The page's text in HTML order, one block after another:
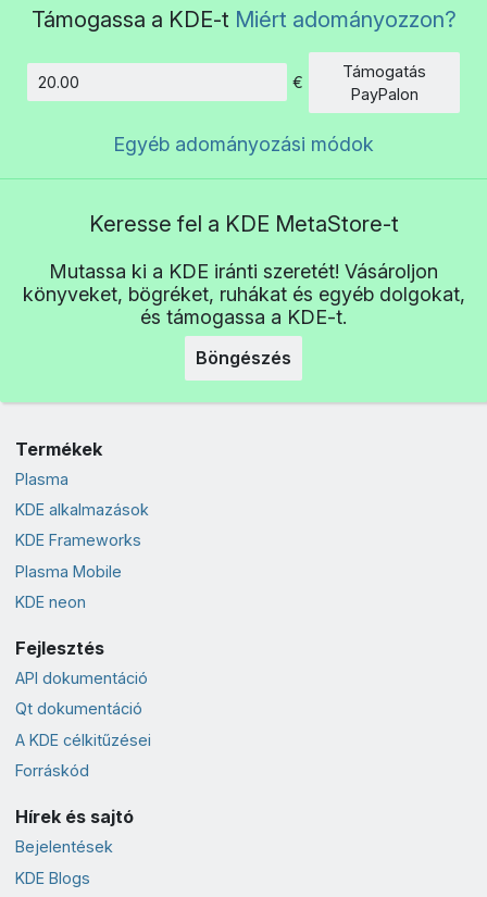
Támogassa a KDE-t Miért adományozzon?
Összeg
€
Támogatás
PayPalon
Egyéb adományozási módok
Keresse fel a KDE MetaStore-t
Mutassa ki a KDE iránti szeretét! Vásároljon
könyveket, bögréket, ruhákat és egyéb dolgokat,
és támogassa a KDE-t.
Böngészés
Termékek
Plasma
KDE alkalmazások
KDE Frameworks
Plasma Mobile
KDE neon
Fejlesztés
API dokumentáció
Qt dokumentáció
A KDE célkitűzései
Forráskód
Hírek és sajtó
Bejelentések
KDE Blogs